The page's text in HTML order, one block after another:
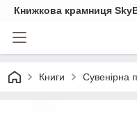
Книжкова крамниця
Книги Сувенірна